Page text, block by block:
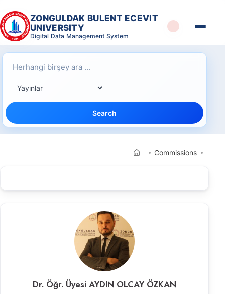
ZONGULDAK BULENT ECEVIT
UNIVERSITY
Digital Data Management System
Search
Commissions
Dr. Öğr. Üyesi AYDIN OLCAY ÖZKAN